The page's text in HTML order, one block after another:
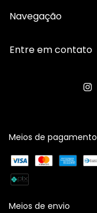
Navegação
Entre em contato
Meios de pagamento
Meios de envio